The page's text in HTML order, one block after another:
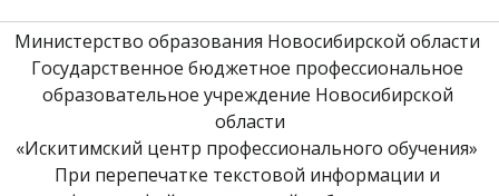
Министерство образования Новосибирской области
Государственное бюджетное профессиональное
образовательное учреждение Новосибирской
области
«Искитимский центр профессионального обучения»
При перепечатке текстовой информации и